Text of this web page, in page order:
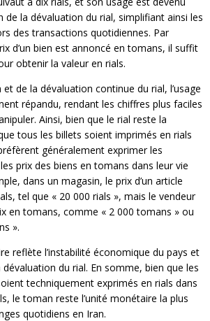
de la dévaluation du rial, simplifiant ainsi les
des transactions quotidiennes. Par
d’un bien est annoncé en tomans, il suffit
obtenir la valeur en rials.
et de la dévaluation continue du rial, l’usage
répandu, rendant les chiffres plus faciles
Ainsi, bien que le rial reste la
tous les billets soient imprimés en rials
généralement exprimer les
prix des biens en tomans dans leur vie
dans un magasin, le prix d’un article
tel que « 20 000 rials », mais le vendeur
en tomans, comme « 2 000 tomans » ou
».
reflète l’instabilité économique du pays et
du rial. En somme, bien que les
techniquement exprimés en rials dans
le toman reste l’unité monétaire la plus
quotidiens en Iran.